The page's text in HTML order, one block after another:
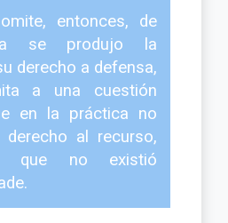
entonces, de
se produjo la
derecho a defensa,
a una cuestión
en la práctica no
al recurso,
que no existió